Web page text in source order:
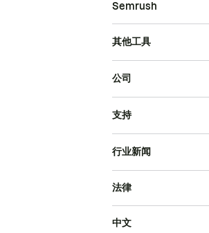
Semrush
其他工具
公司
支持
行业新闻
法律
中文